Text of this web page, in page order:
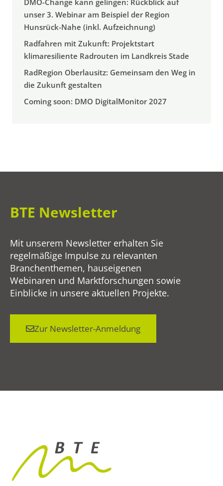
unser 3. Webinar am Beispiel der Region
Hunsrück-Nahe (inkl. Aufzeichnung)
Radfahren mit Zukunft: Projektstart
klimaresiliente Radrouten im Landkreis Stade
RadRegion Oberlausitz: Gemeinsam den Weg in
die Zukunft gestalten
Coming soon: DMO DigitalMonitor 2027
BTE Newsletter
Mit unserem Newsletter erhalten Sie
regelmäßige Impulse zu relevanten
Branchenthemen, hauseigenen
Webinaren und Marktforschungen sowie
Einblicke in unsere aktuellen Projekte.
Zur Newsletter-Anmeldung